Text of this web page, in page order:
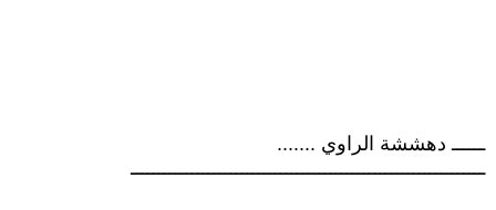
ــــــ دهششة الراوي .......
ــــــــــــــــــــــــــــــــــــــــــــــــــــــــــــــــ